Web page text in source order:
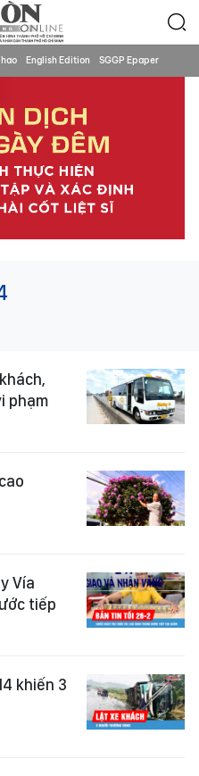
English Edition SGGP Epaper
phạm
Vía
tiếp
khiến 3